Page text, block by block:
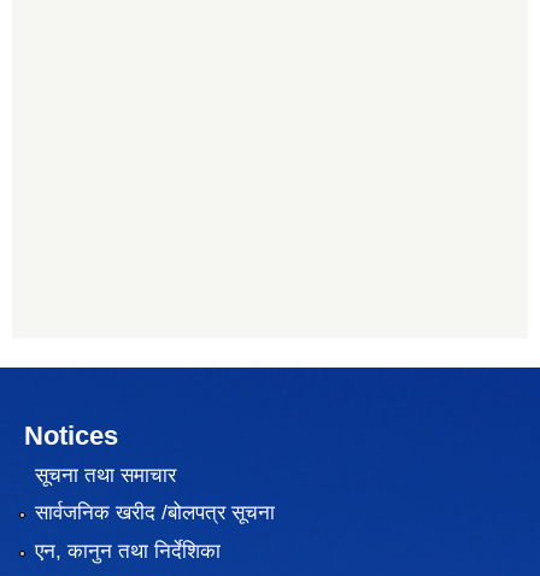
Notices
सूचना तथा समाचार
सार्वजनिक खरीद /बोलपत्र सूचना
एन, कानुन तथा निर्देशिका